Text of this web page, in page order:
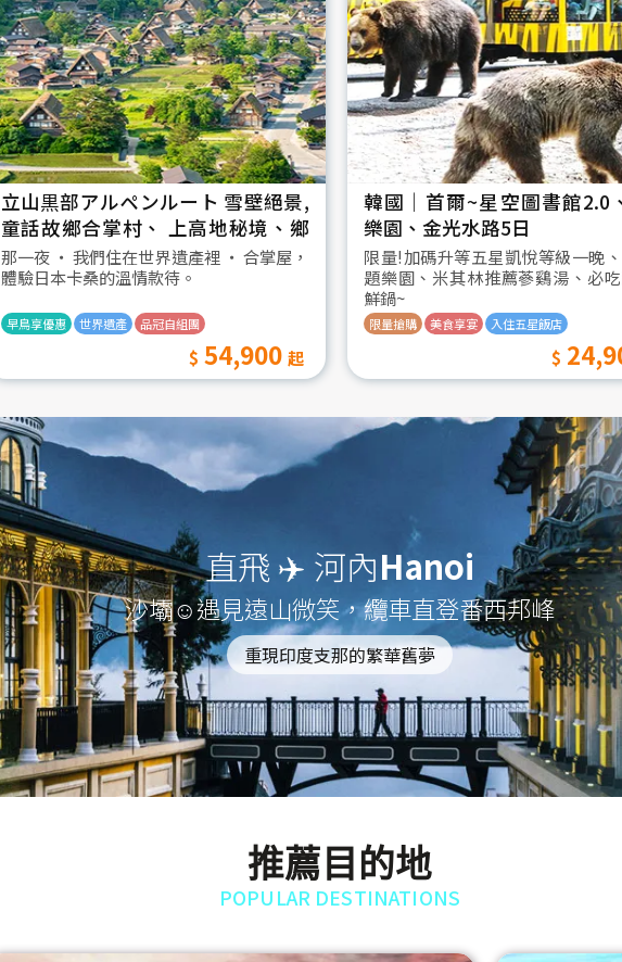
立山黒部アルペンルート 雪壁絕景,
童話故鄉合掌村、 上高地秘境、鄉
村古街町5日
那一夜 ‧ 我們住在世界遺產裡 ‧ 合掌屋，
體驗日本卡桑的溫情款待。
早鳥享優惠 世界遺產 品冠自組團
54,900
韓國│首爾~星空圖書館2.0
樂園、金光水路5日
限量!加碼升等五星凱悅等級一晚
題樂園、米其林推薦蔘鷄湯、必
鮮鍋~
限量搶購 美食享宴 入住五星飯店
直飛 ✈️ 河內Hanoi
沙壩☺遇見遠山微笑，纜車直登番西邦峰
重現印度支那的繁華舊夢
推薦目的地
POPULAR DESTINATIONS